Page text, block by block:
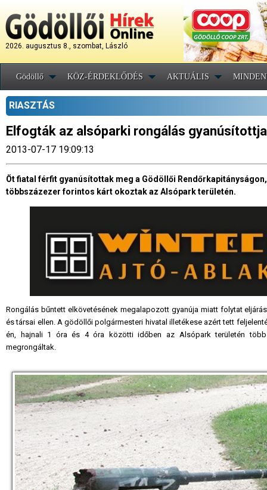
2026. augusztus 8., szombat, László
Gödöllő KÖZ-ÉRDEKLŐDÉS AKTUÁLIS
RIASZTÁS
Elfogták az alsóparki rongálás
2013-07-17 19:09:13
Öt fiatal férfit gyanúsítottak meg a Gödöllői
többszázezer forintos kárt okoztak az Alsópark területén.
Rongálás bűntett elkövetésének megalapozott gyanúja miatt folytat
és társai ellen. A gödöllői polgármesteri hivatal illetékese azért tett
én, hajnali 1 óra és 4 óra közötti időben az Alsópark területén
megrongáltak.